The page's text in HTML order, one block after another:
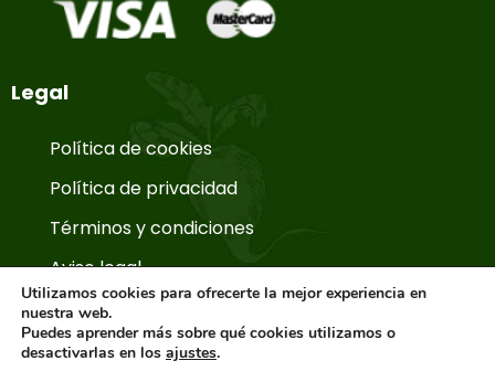
Legal
Política de cookies
Política de privacidad
Términos y condiciones
Aviso legal
© Copyright 2026. La Huerta de Aranjuez.
Utilizamos cookies para ofrecerte la mejor experiencia en
nuestra web.
Puedes aprender más sobre qué cookies utilizamos o
desactivarlas en los ajustes.